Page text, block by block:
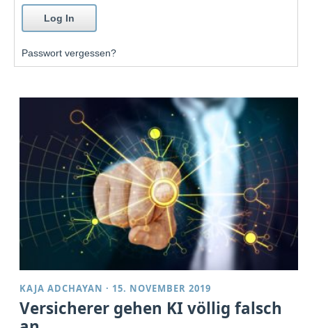
Passwort vergessen?
KAJA ADCHAYAN · 15. NOVEMBER 2019
Versicherer gehen KI völlig falsch